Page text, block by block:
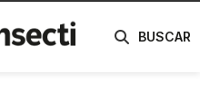
BUSCAR